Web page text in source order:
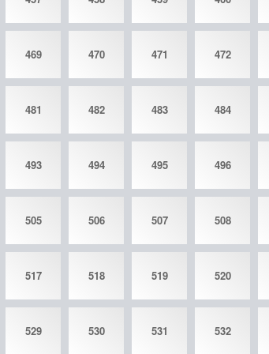
469 470 471 472
481 482 483 484
493 494 495 496
505 506 507 508
517 518 519 520
529 530 531 532